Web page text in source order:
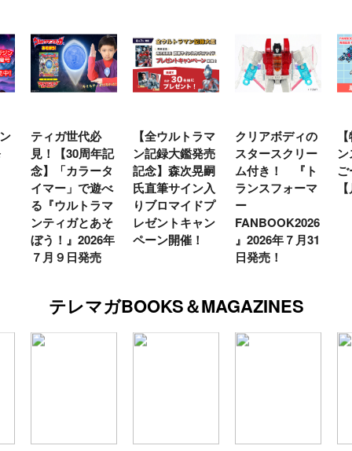
ティガ世代必
見！【30周年記
念】「カラータ
イマー」で遊べ
る『ウルトラマ
ンティガとあそ
ぼう！』2026年
７月９日発売
【全ウルトラマ
ン記録大鑑発売
記念】森次晃嗣
氏直筆サイン入
りブロマイドプ
レゼントキャン
ペーン開催！
クリアボディの
スタースクリー
ム付き！ 『ト
ランスフォーマ
ー
FANBOOK2026
』2026年７月31
日発売！
テレマガBOOKS＆MAGAZINES